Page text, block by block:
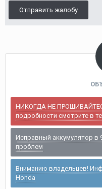
Отправить жалобу
НИКОГДА НЕ
подробности смотрите в
Исправный аккумулятор в
проблем
Вниманию владельцев!
Honda